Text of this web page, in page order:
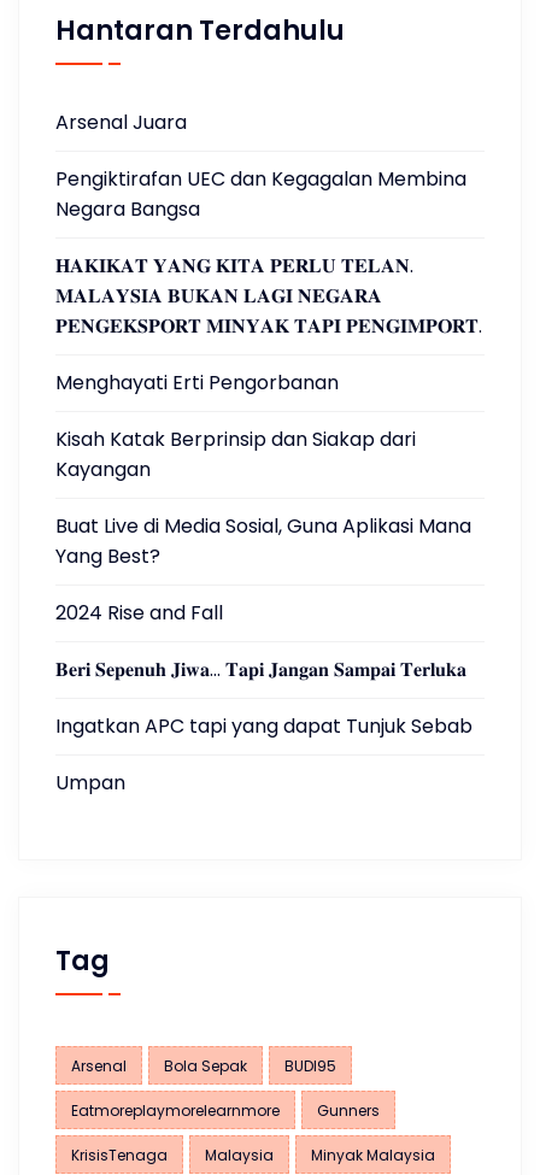
Hantaran Terdahulu
Arsenal Juara
Pengiktirafan UEC dan Kegagalan Membina
Negara Bangsa
𝐇𝐀𝐊𝐈𝐊𝐀𝐓 𝐘𝐀𝐍𝐆 𝐊𝐈𝐓𝐀 𝐏𝐄𝐑𝐋𝐔 𝐓𝐄𝐋𝐀𝐍.
𝐌𝐀𝐋𝐀𝐘𝐒𝐈𝐀 𝐁𝐔𝐊𝐀𝐍 𝐋𝐀𝐆𝐈 𝐍𝐄𝐆𝐀𝐑𝐀
𝐏𝐄𝐍𝐆𝐄𝐊𝐒𝐏𝐎𝐑𝐓 𝐌𝐈𝐍𝐘𝐀𝐊 𝐓𝐀𝐏𝐈 𝐏𝐄𝐍𝐆𝐈𝐌𝐏𝐎𝐑𝐓.
Menghayati Erti Pengorbanan
Kisah Katak Berprinsip dan Siakap dari
Kayangan
Buat Live di Media Sosial, Guna Aplikasi Mana
Yang Best?
2024 Rise and Fall
𝐁𝐞𝐫𝐢 𝐒𝐞𝐩𝐞𝐧𝐮𝐡 𝐉𝐢𝐰𝐚… 𝐓𝐚𝐩𝐢 𝐉𝐚𝐧𝐠𝐚𝐧 𝐒𝐚𝐦𝐩𝐚𝐢 𝐓𝐞𝐫𝐥𝐮𝐤𝐚
Ingatkan APC tapi yang dapat Tunjuk Sebab
Umpan
Tag
Arsenal Bola Sepak BUDI95
Eatmoreplaymorelearnmore Gunners
KrisisTenaga Malaysia Minyak Malaysia